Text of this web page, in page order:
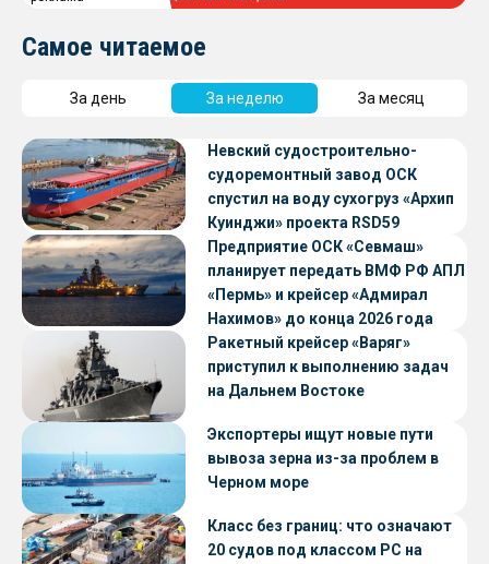
Самое читаемое
За день За неделю За месяц
Невский судостроительно-
судоремонтный завод ОСК
спустил на воду сухогруз «Архип
Куинджи» проекта RSD59
Предприятие ОСК «Севмаш»
планирует передать ВМФ РФ АПЛ
«Пермь» и крейсер «Адмирал
Нахимов» до конца 2026 года
Ракетный крейсер «Варяг»
приступил к выполнению задач
на Дальнем Востоке
Экспортеры ищут новые пути
вывоза зерна из-за проблем в
Черном море
Класс без границ: что означают
20 судов под классом РС на